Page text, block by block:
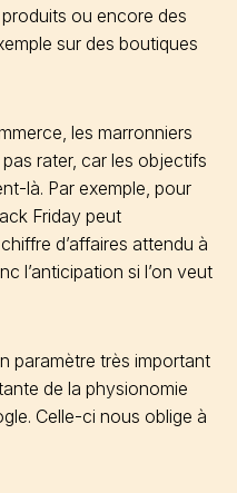
ou encore des
sur des boutiques
les marronniers
rater, car les objectifs
là. Par exemple, pour
Friday peut
d’affaires attendu à
l’anticipation si l’on veut
paramètre très important
de la physionomie
Celle-ci nous oblige à